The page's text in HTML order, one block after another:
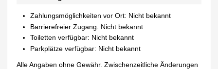
Zahlungsmöglichkeiten vor Ort: Nicht bekannt
Barrierefreier Zugang: Nicht bekannt
Toiletten verfügbar: Nicht bekannt
Parkplätze verfügbar: Nicht bekannt
Alle Angaben ohne Gewähr. Zwischenzeitliche Änderungen